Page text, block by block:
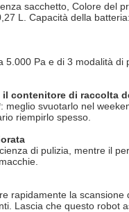
sacchetto, Colore del
L. Capacità della
Pa e di 3 modalità
contenitore di raccolta
svuotarlo nel
riempirlo spesso.
di pulizia, mentre il
rapidamente la
Lascia che questo robot